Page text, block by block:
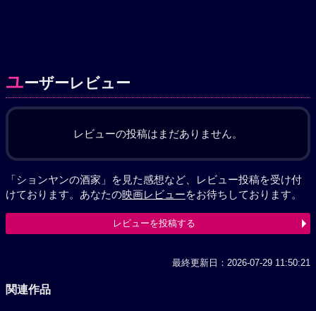
ユーザーレビュー
レビューの投稿はまだありません。
「ションヤンの酒家」を見た感想など、レビュー投稿を受け付
けております。あなたの映画レビューをお待ちしております。
レビューを投稿する
最終更新日：2026-07-29 11:50:21
関連作品